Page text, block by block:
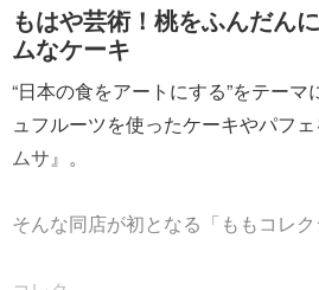
もはや芸術！桃をふんだん
ムなケーキ
“日本の食をアートにする”をテー
ュフルーツを使ったケーキやパフ
ムサ』。
そんな同店が初となる「ももコレク